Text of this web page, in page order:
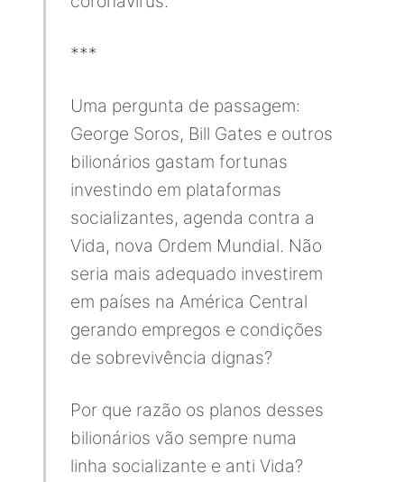
***
Uma pergunta de passagem:
George Soros, Bill Gates e outros
bilionários gastam fortunas
investindo em plataformas
socializantes, agenda contra a
Vida, nova Ordem Mundial. Não
seria mais adequado investirem
em países na América Central
gerando empregos e condições
de sobrevivência dignas?
Por que razão os planos desses
bilionários vão sempre numa
linha socializante e anti Vida?